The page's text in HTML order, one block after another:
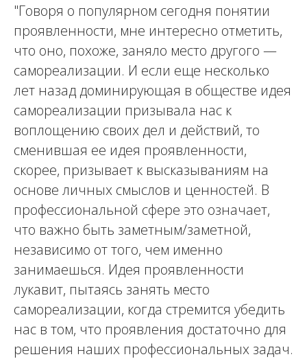
"Говоря о популярном сегодня понятии
проявленности, мне интересно отметить,
что оно, похоже, заняло место другого —
самореализации. И если еще несколько
лет назад доминирующая в обществе идея
самореализации призывала нас к
воплощению своих дел и действий, то
сменившая ее идея проявленности,
скорее, призывает к высказываниям на
основе личных смыслов и ценностей. В
профессиональной сфере это означает,
что важно быть заметным/заметной,
независимо от того, чем именно
занимаешься. Идея проявленности
лукавит, пытаясь занять место
самореализации, когда стремится убедить
нас в том, что проявления достаточно для
решения наших профессиональных задач.